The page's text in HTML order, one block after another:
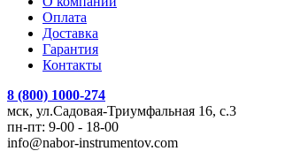
Оплата
Доставка
Гарантия
Контакты
8 (800) 1000-274
мск, ул.Садовая-Триумфальная 16, с.3
пн-пт: 9-00 - 18-00
info@nabor-instrumentov.com